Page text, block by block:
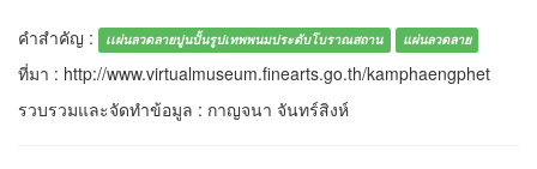
คำสำคัญ : เเผ่นลวดลายปูนปั้นรูปเทพพนมประดับโบราณสถาน แผ่นลวดลาย
ที่มา : http://www.virtualmuseum.finearts.go.th/kamphaengphet
รวบรวมและจัดทำข้อมูล : กาญจนา จันทร์สิงห์